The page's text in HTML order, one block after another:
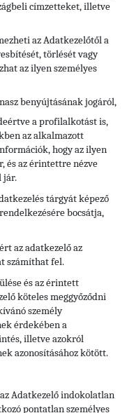
címzetteket, illetve
az Adatkezelőtől a
törlését vagy
az ilyen személyes
benyújtásának jogáról,
a profilalkotást is,
az alkalmazott
hogy az ilyen
és az érintettre nézve
jár.
tárgyát képező
bocsátja,
az adatkezelő az
számíthat fel.
és az érintett
köteles meggyőződni
személy
érdekében a
illetve azokról
azonosításához kötött.
Adatkezelő indokolatlan
pontatlan személyes